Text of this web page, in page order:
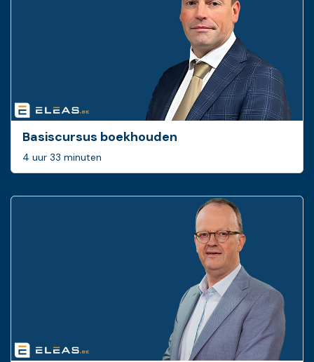
Basiscursus boekhouden
4 uur 33 minuten